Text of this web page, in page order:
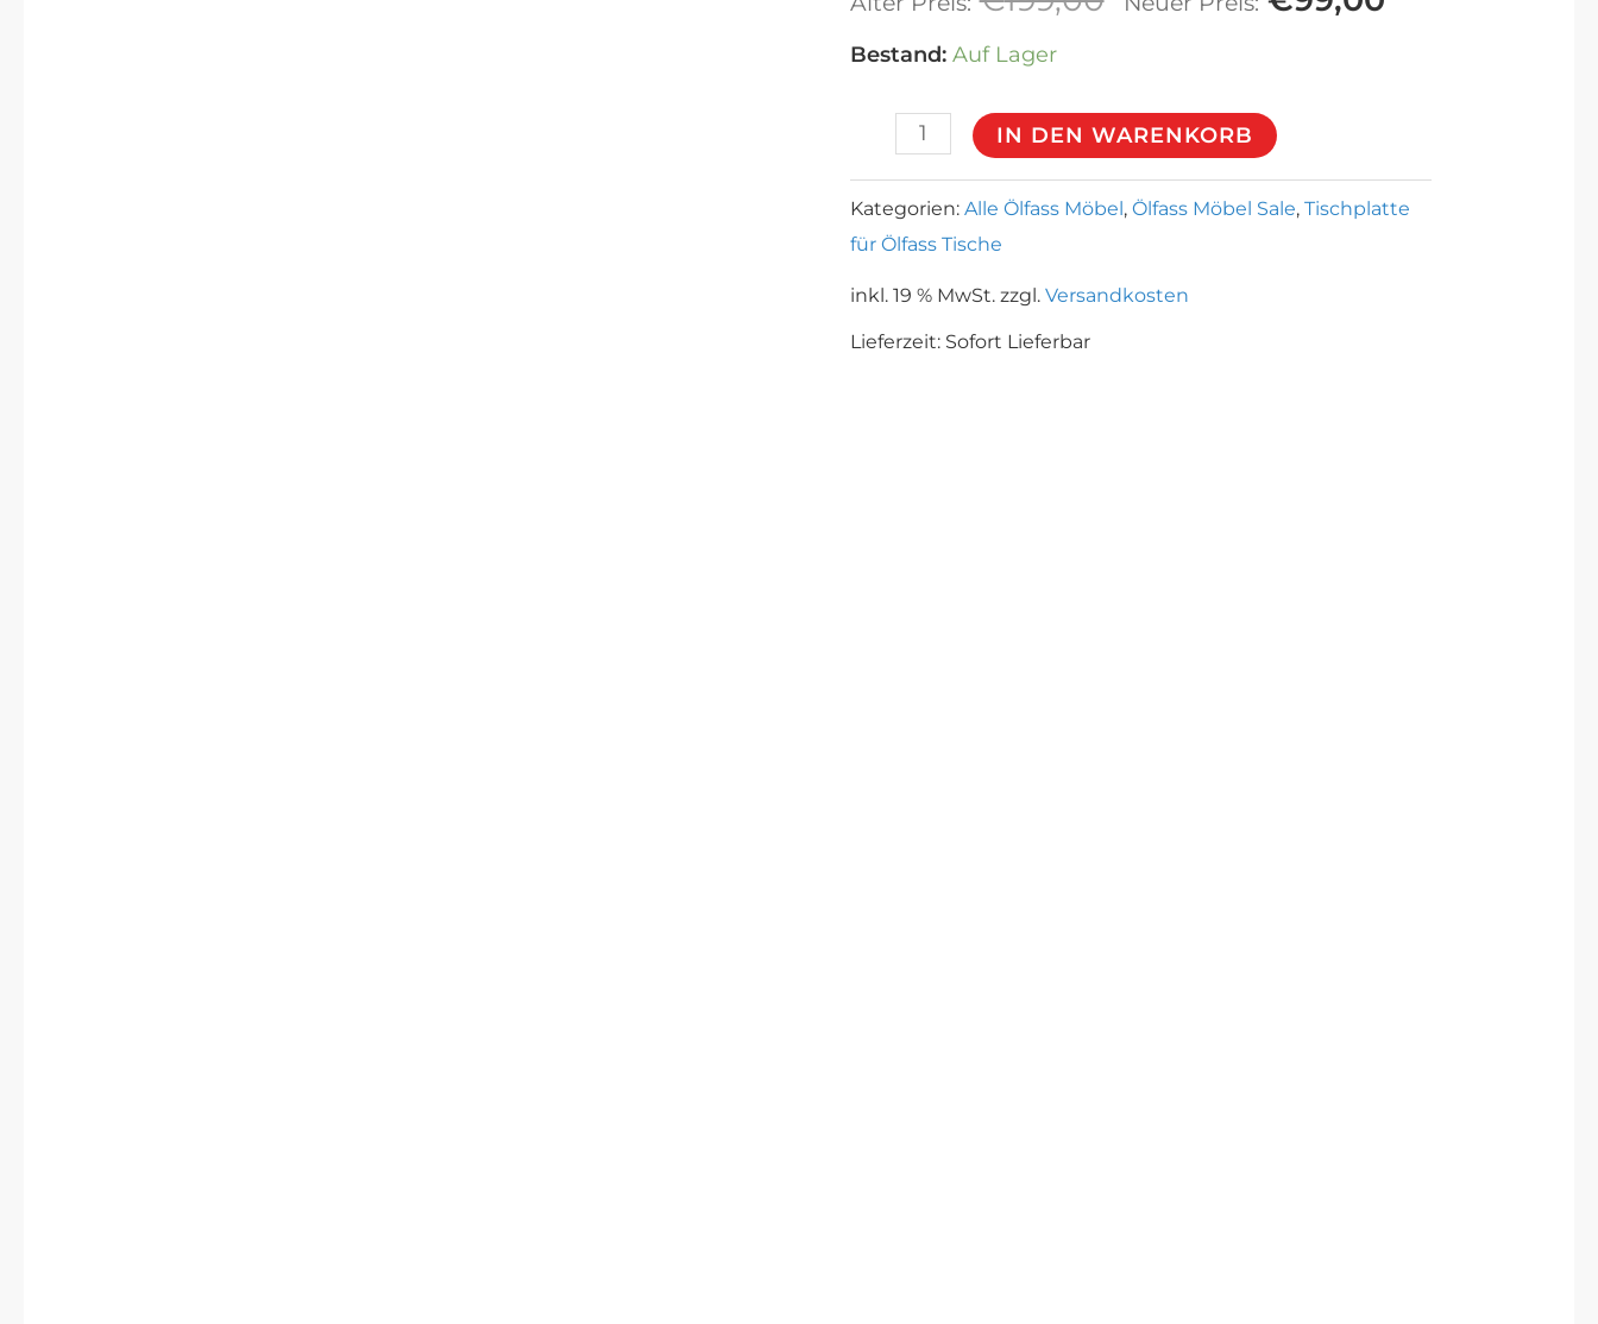
war:
€199,00
€99,00.
Bestand: Auf Lager
Glastischplatte
x
70cm
Menge
IN DEN WARENKORB
Kategorien: Alle Ölfass Möbel, Ölfass Möbel Sale, Tischplatte
für Ölfass Tische
inkl. 19 % MwSt. zzgl. Versandkosten
Lieferzeit: Sofort Lieferbar